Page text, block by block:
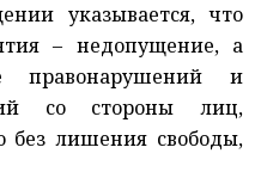
указывается, что
– недопущение, а
правонарушений и
со стороны лиц,
без лишения свободы,